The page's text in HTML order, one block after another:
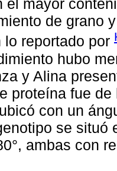
el mayor
de grano
reportado por
hubo
y Alina
proteína fue
con un
se situó
ambas con